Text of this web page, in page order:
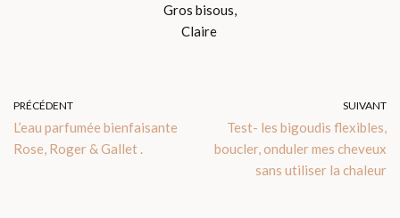
Gros bisous,
Claire
PRÉCÉDENT
L’eau parfumée bienfaisante
Rose, Roger & Gallet .
SUIVANT
Test- les bigoudis flexibles,
boucler, onduler mes cheveux
sans utiliser la chaleur